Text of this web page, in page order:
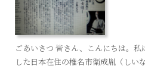
ごあいさつ 皆さん、こんにちは。
した日本在住の椎名市衛成胤（しい